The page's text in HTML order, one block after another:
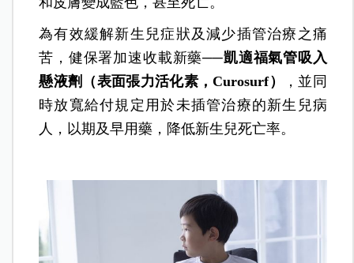
為有效緩解新生兒症狀及減少插管治療之痛
苦，健保署加速收載新藥──凱適福氣管吸入
懸液劑（表面張力活化素，Curosurf）
，並同
時放寬給付規定用於未插管治療的新生兒病
人，以期及早用藥，降低新生兒死亡率。